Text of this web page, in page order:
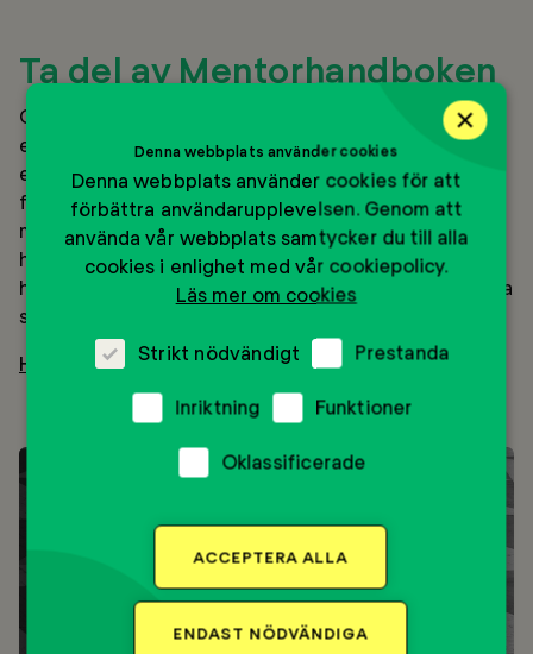
Ta del av Mentorhandboken
Oavsett om du är ny som mentor eller har lång
erfarenhet och vill lära dig mer, är den här handboken
ett stöd i ditt mentorskap. Den förenar värdegrund,
forskning och syn på mentorskap med praktiska
metoder, övningar och konkreta samtalstips. Med
handboken som stöd kan du stärka ungas självkänsla,
hjälpa dem att sätta ord på sina drömmar och ta nästa
steg tillsammans!
Här kan du läsa och ladda ner Mentorhandboken
Aktiviteter
×
Denna webbplats använder cookies
Denna webbplats använder cookies för att
förbättra användarupplevelsen. Genom att
använda vår webbplats samtycker du till alla
cookies i enlighet med vår cookiepolicy.
Läs mer om cookies
Strikt nödvändigt Prestanda
Inriktning Funktioner
Oklassificerade
ACCEPTERA ALLA
ENDAST NÖDVÄNDIGA